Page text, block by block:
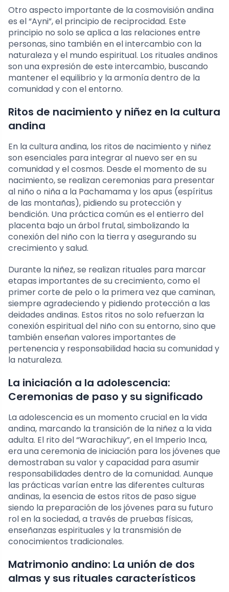
Otro aspecto importante de la cosmovisión andina
es el “Ayni”, el principio de reciprocidad. Este
principio no solo se aplica a las relaciones entre
personas, sino también en el intercambio con la
naturaleza y el mundo espiritual. Los rituales andinos
son una expresión de este intercambio, buscando
mantener el equilibrio y la armonía dentro de la
comunidad y con el entorno.
Ritos de nacimiento y niñez en la cultura
andina
En la cultura andina, los ritos de nacimiento y niñez
son esenciales para integrar al nuevo ser en su
comunidad y el cosmos. Desde el momento de su
nacimiento, se realizan ceremonias para presentar
al niño o niña a la Pachamama y los apus (espíritus
de las montañas), pidiendo su protección y
bendición. Una práctica común es el entierro del
placenta bajo un árbol frutal, simbolizando la
conexión del niño con la tierra y asegurando su
crecimiento y salud.
Durante la niñez, se realizan rituales para marcar
etapas importantes de su crecimiento, como el
primer corte de pelo o la primera vez que caminan,
siempre agradeciendo y pidiendo protección a las
deidades andinas. Estos ritos no solo refuerzan la
conexión espiritual del niño con su entorno, sino que
también enseñan valores importantes de
pertenencia y responsabilidad hacia su comunidad y
la naturaleza.
La iniciación a la adolescencia:
Ceremonias de paso y su significado
La adolescencia es un momento crucial en la vida
andina, marcando la transición de la niñez a la vida
adulta. El rito del “Warachikuy”, en el Imperio Inca,
era una ceremonia de iniciación para los jóvenes que
demostraban su valor y capacidad para asumir
responsabilidades dentro de la comunidad. Aunque
las prácticas varían entre las diferentes culturas
andinas, la esencia de estos ritos de paso sigue
siendo la preparación de los jóvenes para su futuro
rol en la sociedad, a través de pruebas físicas,
enseñanzas espirituales y la transmisión de
conocimientos tradicionales.
Matrimonio andino: La unión de dos
almas y sus rituales característicos